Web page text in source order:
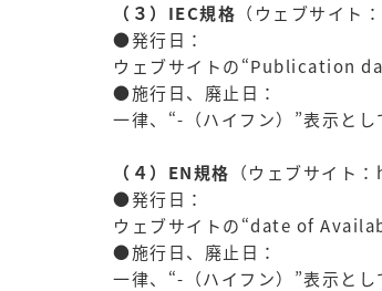
（３）IEC規格 （ウェブサイ
●発行日：
ウェブサイトの“Publication
●施行日、廃止日：
一律、“-（ハイフン）”表示とし
（４）EN規格 （ウェブサイト
●発行日：
ウェブサイトの“date of
●施行日、廃止日：
一律、“-（ハイフン）”表示とし